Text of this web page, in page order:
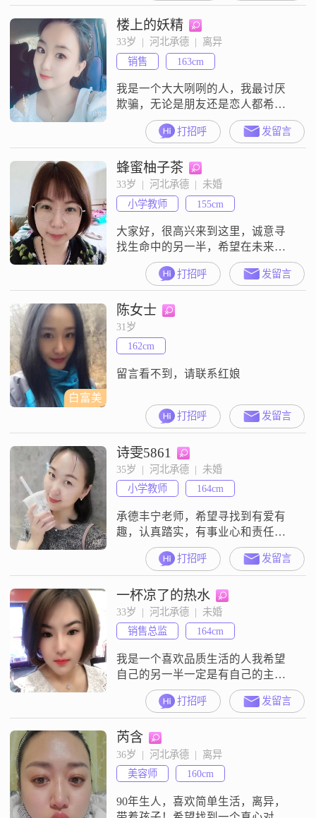
楼上的妖精
33岁  |  河北承德  |  离异
销售
163cm
我是一个大大咧咧的人，我最讨厌
欺骗，无论是朋友还是恋人都希望
彼此可以坦诚相待
打招呼 发留言
蜂蜜柚子茶
33岁  |  河北承德  |  未婚
小学教师
155cm
大家好，很高兴来到这里，诚意寻
找生命中的另一半，希望在未来日
子里携手白头。自己的婚姻爱情观
比较保守，两个人可以志趣相投，
包容相伴。人生不如意事十有八
九，唯有相互接纳对方的不完美。
打招呼 发留言
白富美
陈女士
31岁
162cm
留言看不到，请联系红娘
打招呼 发留言
诗雯5861
35岁  |  河北承德  |  未婚
小学教师
164cm
承德丰宁老师，希望寻找到有爱有
趣，认真踏实，有事业心和责任感
的另一半，没有不良嗜好。
打招呼 发留言
一杯凉了的热水
33岁  |  河北承德  |  未婚
销售总监
164cm
我是一个喜欢品质生活的人我希望
自己的另一半一定是有自己的主见
有事业心 我做什么都可以无条件的
支持我相信我我想要的另一半的是
彼此相互信任
打招呼 发留言
芮含
36岁  |  河北承德  |  离异
美容师
160cm
90年生人，喜欢简单生活，离异，